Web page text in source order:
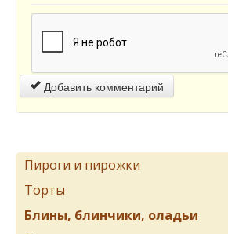
Добавить комментарий
Пироги и пирожки
Торты
Блины, блинчики, оладьи